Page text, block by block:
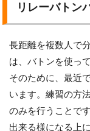
リレーバトン
長距離を複数人で
は、バトンを使っ
そのために、最近
います。練習の方
のみを行うことで
出来る様になる上